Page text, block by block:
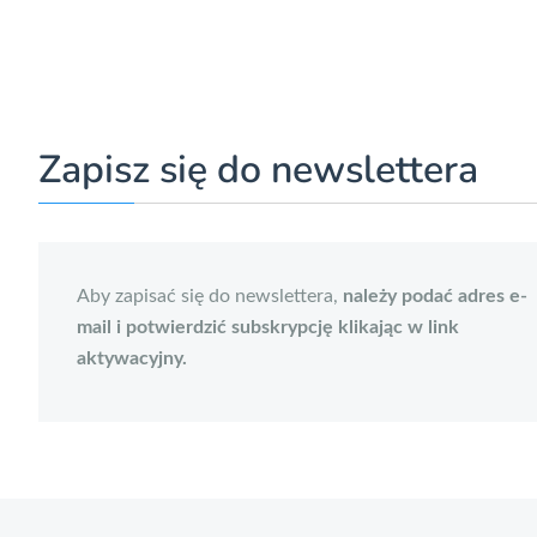
Zapisz się do newslettera
Aby zapisać się do newslettera, należy podać adres e-
mail i potwierdzić subskrypcję klikając w link
aktywacyjny.